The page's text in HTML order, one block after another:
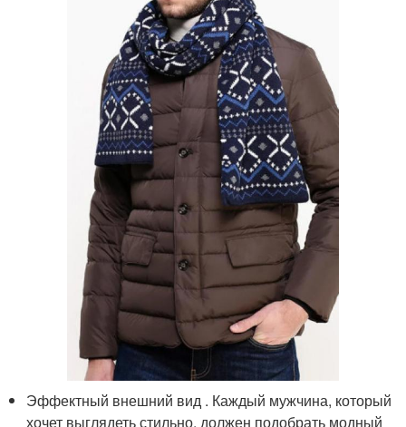
Эффектный внешний вид . Каждый мужчина, который
хочет выглядеть стильно, должен подобрать модный